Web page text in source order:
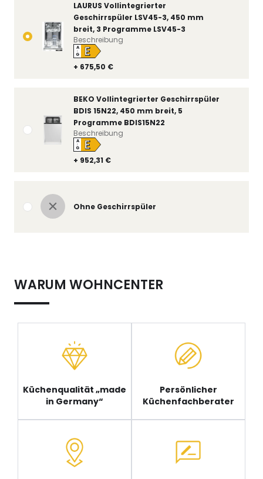
LAURUS Vollintegrierter
Geschirrspüler LSV45-3, 450 mm
breit, 3 Programme LSV45-3
+ 675,50 €
A
↑
G E
Beschreibung
BEKO Vollintegrierter Geschirrspüler
BDIS 15N22, 450 mm breit, 5
Programme BDIS15N22
+ 952,31 €
A
↑
G E
Beschreibung
Ohne Geschirrspüler
WARUM WOHNCENTER
Küchenqualität „made
in Germany“
Persönlicher
Küchenfachberater